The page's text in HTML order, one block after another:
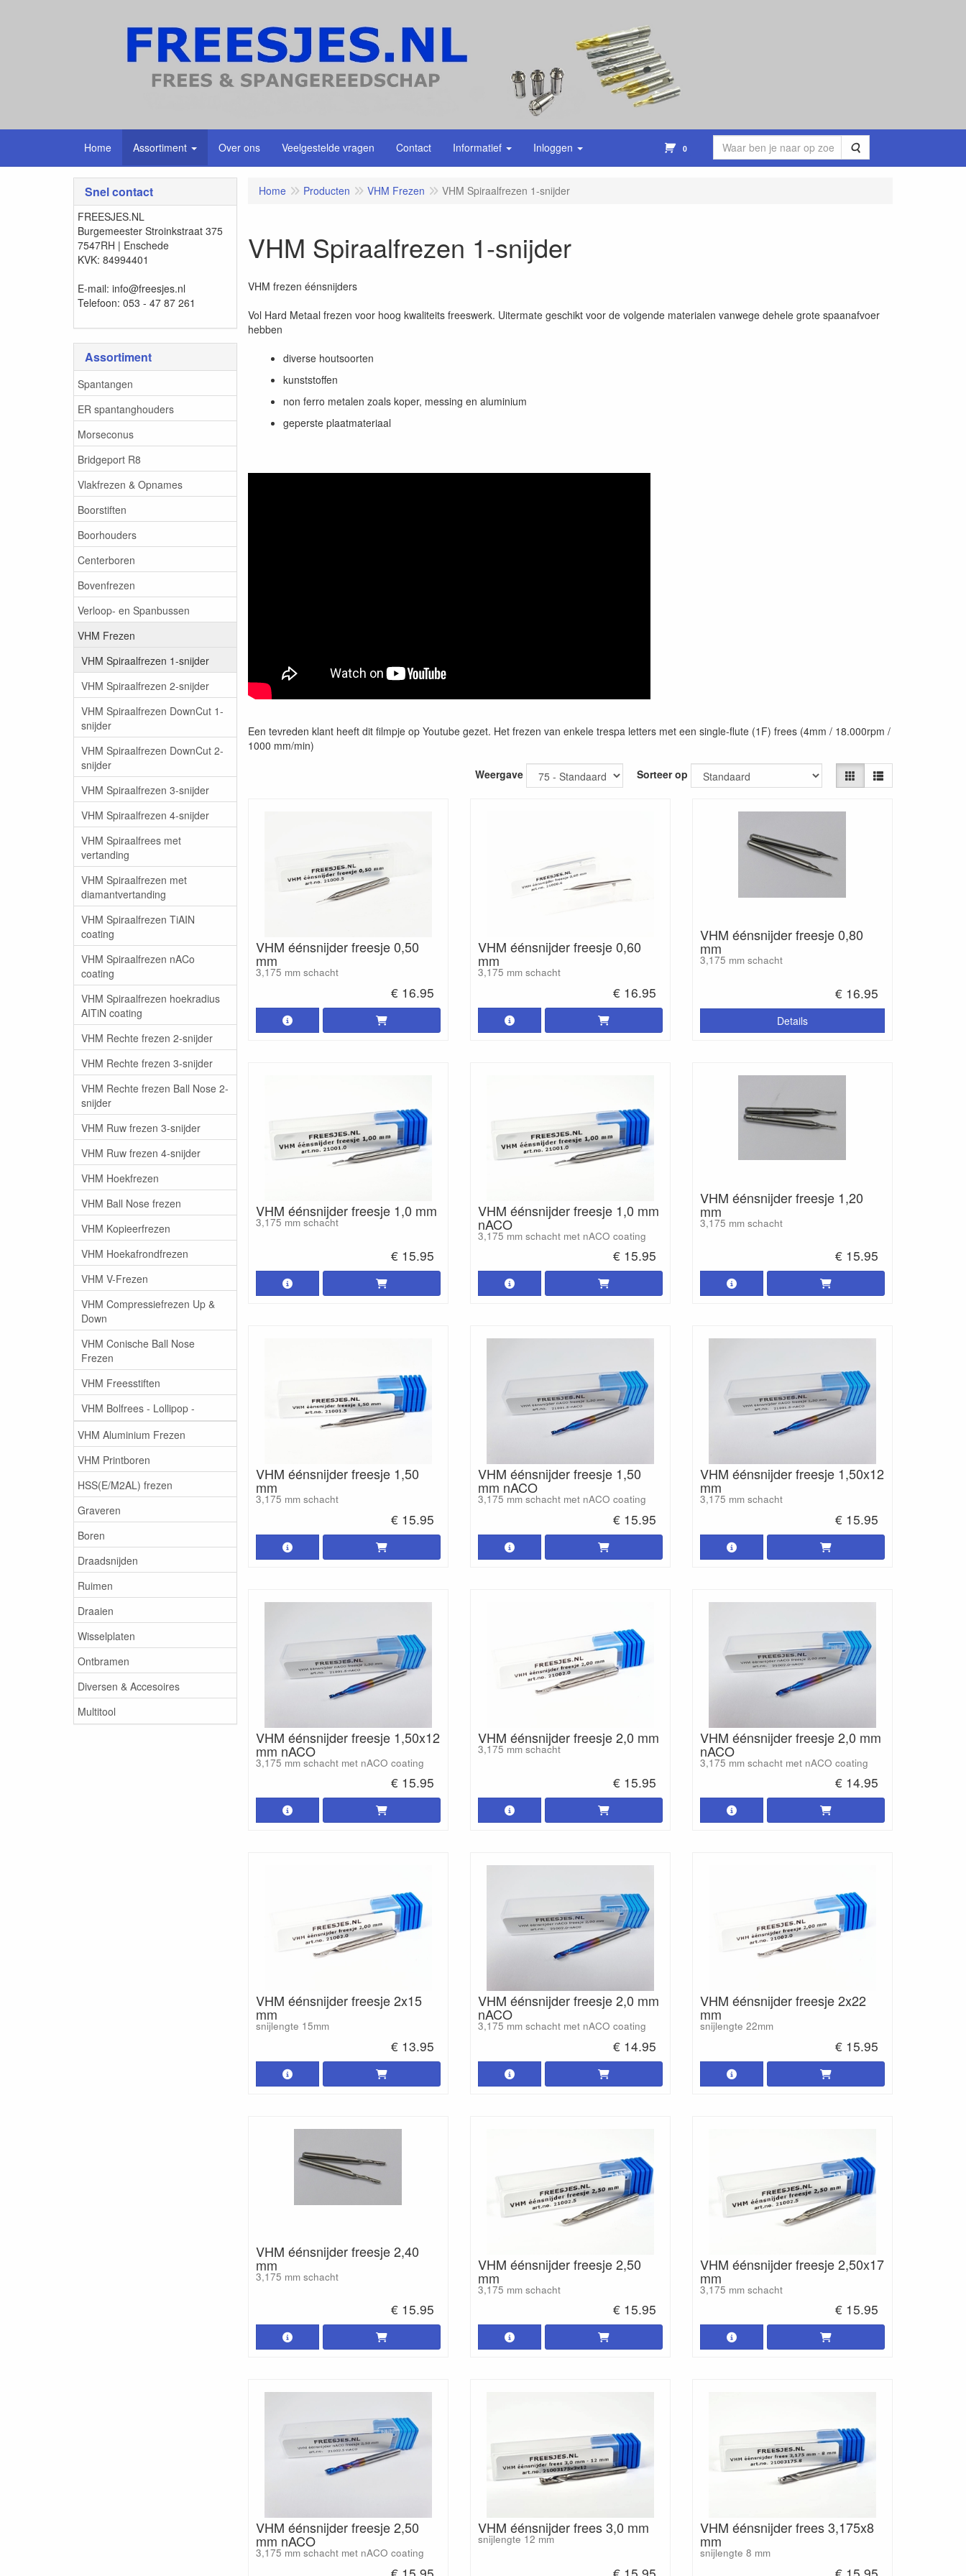
Home Assortiment Over ons Veelgestelde vragen Contact Informatief Inloggen Zoeken
0
Snel contact
FREESJES.NL
Burgemeester Stroinkstraat 375
7547RH | Enschede
KVK: 84994401
E-mail: info@freesjes.nl
Telefoon: 053 - 47 87 261
Assortiment
Spantangen
ER spantanghouders
Morseconus
Bridgeport R8
Vlakfrezen & Opnames
Boorstiften
Boorhouders
Centerboren
Bovenfrezen
Verloop- en Spanbussen
VHM Frezen
VHM Spiraalfrezen 1-snijder
VHM Spiraalfrezen 2-snijder
VHM Spiraalfrezen DownCut 1-
snijder
VHM Spiraalfrezen DownCut 2-
snijder
VHM Spiraalfrezen 3-snijder
VHM Spiraalfrezen 4-snijder
VHM Spiraalfrees met
vertanding
VHM Spiraalfrezen met
diamantvertanding
VHM Spiraalfrezen TiAIN
coating
VHM Spiraalfrezen nACo
coating
VHM Spiraalfrezen hoekradius
AITiN coating
VHM Rechte frezen 2-snijder
VHM Rechte frezen 3-snijder
VHM Rechte frezen Ball Nose 2-
snijder
VHM Ruw frezen 3-snijder
VHM Ruw frezen 4-snijder
VHM Hoekfrezen
VHM Ball Nose frezen
VHM Kopieerfrezen
VHM Hoekafrondfrezen
VHM V-Frezen
VHM Compressiefrezen Up &
Down
VHM Conische Ball Nose
Frezen
VHM Freesstiften
VHM Bolfrees - Lollipop -
VHM Aluminium Frezen
VHM Printboren
HSS(E/M2AL) frezen
Graveren
Boren
Draadsnijden
Ruimen
Draaien
Wisselplaten
Ontbramen
Diversen & Accesoires
Multitool
Home Producten VHM Frezen VHM Spiraalfrezen 1-snijder
VHM Spiraalfrezen 1-snijder
VHM frezen éénsnijders
Vol Hard Metaal frezen voor hoog kwaliteits freeswerk. Uitermate geschikt voor de volgende materialen vanwege dehele grote spaanafvoer
hebben
diverse houtsoorten
kunststoffen
non ferro metalen zoals koper, messing en aluminium
geperste plaatmateriaal
Een tevreden klant heeft dit filmpje op Youtube gezet. Het frezen van enkele trespa letters met een single-flute (1F) frees (4mm / 18.000rpm /
1000 mm/min)
Weergave
Sorteer op
VHM éénsnijder freesje 0,50
mm
3,175 mm schacht
€ 16.95
VHM éénsnijder freesje 0,60
mm
3,175 mm schacht
€ 16.95
VHM éénsnijder freesje 0,80
mm
3,175 mm schacht
€ 16.95
Details
VHM éénsnijder freesje 1,0 mm
3,175 mm schacht
€ 15.95
VHM éénsnijder freesje 1,0 mm
nACO
3,175 mm schacht met nACO coating
€ 15.95
VHM éénsnijder freesje 1,20
mm
3,175 mm schacht
€ 15.95
VHM éénsnijder freesje 1,50
mm
3,175 mm schacht
€ 15.95
VHM éénsnijder freesje 1,50
mm nACO
3,175 mm schacht met nACO coating
€ 15.95
VHM éénsnijder freesje 1,50x12
mm
3,175 mm schacht
€ 15.95
VHM éénsnijder freesje 1,50x12
mm nACO
3,175 mm schacht met nACO coating
€ 15.95
VHM éénsnijder freesje 2,0 mm
3,175 mm schacht
€ 15.95
VHM éénsnijder freesje 2,0 mm
nACO
3,175 mm schacht met nACO coating
€ 14.95
VHM éénsnijder freesje 2x15
mm
snijlengte 15mm
€ 13.95
VHM éénsnijder freesje 2,0 mm
nACO
3,175 mm schacht met nACO coating
€ 14.95
VHM éénsnijder freesje 2x22
mm
snijlengte 22mm
€ 15.95
VHM éénsnijder freesje 2,40
mm
3,175 mm schacht
€ 15.95
VHM éénsnijder freesje 2,50
mm
3,175 mm schacht
€ 15.95
VHM éénsnijder freesje 2,50x17
mm
3,175 mm schacht
€ 15.95
VHM éénsnijder freesje 2,50
mm nACO
3,175 mm schacht met nACO coating
VHM éénsnijder frees 3,0 mm
snijlengte 12 mm
VHM éénsnijder frees 3,175x8
mm
snijlengte 8 mm